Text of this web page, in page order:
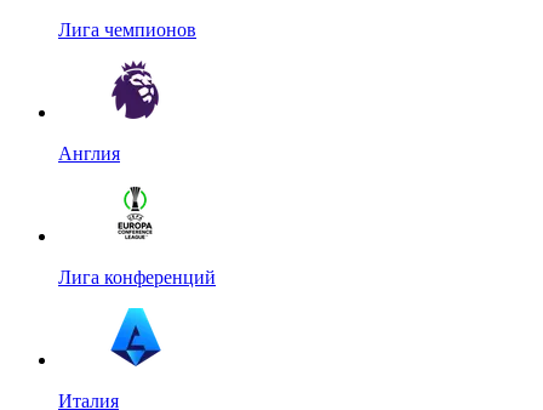
Лига чемпионов
Англия
Лига конференций
Италия